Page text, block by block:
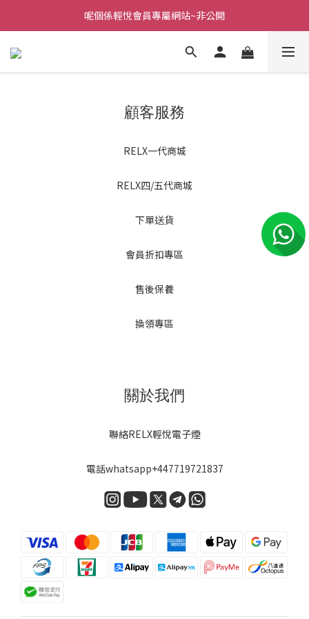
呢個係輕悅會員專屬網站~非公開
顧客服務
RELX一代商城
RELX四/五代商城
下單送貨
會員折扣專區
售後保養
換領專區
關於我們
聯絡RELX輕悅電子煙
電話whatsapp+447719721837